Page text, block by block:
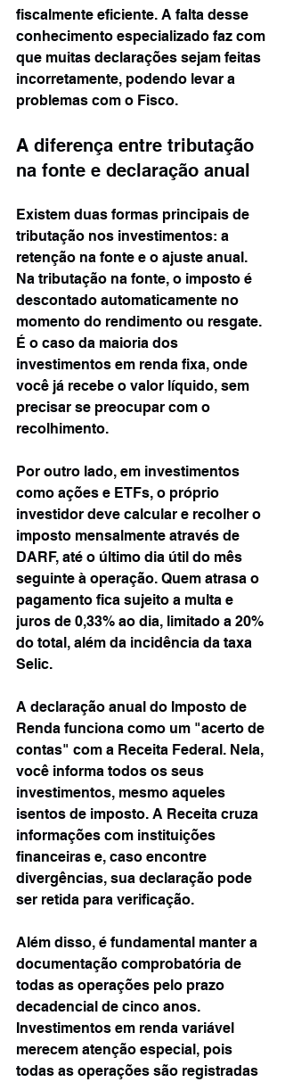
fiscalmente eficiente. A falta desse
conhecimento especializado faz com
que muitas declarações sejam feitas
incorretamente, podendo levar a
problemas com o Fisco.
A diferença entre tributação
na fonte e declaração anual
Existem duas formas principais de
tributação nos investimentos: a
retenção na fonte e o ajuste anual.
Na tributação na fonte, o imposto é
descontado automaticamente no
momento do rendimento ou resgate.
É o caso da maioria dos
investimentos em renda fixa, onde
você já recebe o valor líquido, sem
precisar se preocupar com o
recolhimento.
Por outro lado, em investimentos
como ações e ETFs, o próprio
investidor deve calcular e recolher o
imposto mensalmente através de
DARF, até o último dia útil do mês
seguinte à operação. Quem atrasa o
pagamento fica sujeito a multa e
juros de 0,33% ao dia, limitado a 20%
do total, além da incidência da taxa
Selic.
A declaração anual do Imposto de
Renda funciona como um "acerto de
contas" com a Receita Federal. Nela,
você informa todos os seus
investimentos, mesmo aqueles
isentos de imposto. A Receita cruza
informações com instituições
financeiras e, caso encontre
divergências, sua declaração pode
ser retida para verificação.
Além disso, é fundamental manter a
documentação comprobatória de
todas as operações pelo prazo
decadencial de cinco anos.
Investimentos em renda variável
merecem atenção especial, pois
todas as operações são registradas